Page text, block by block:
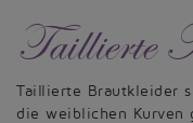
Taillierte
Taillierte Brautkleider
die weiblichen Kurven